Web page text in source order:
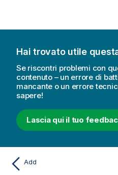
Hai trovato utile
Se riscontri problemi con
contenuto – un errore di
mancante o un errore
sapere!
Lascia qui il tuo
Add